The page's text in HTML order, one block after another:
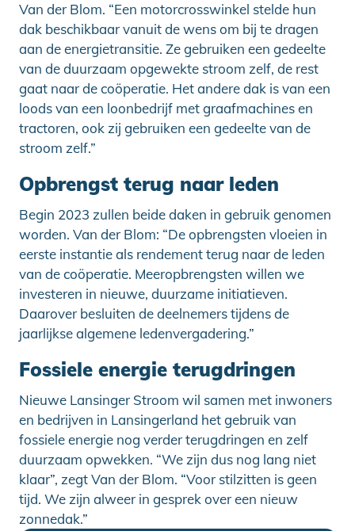
Van der Blom. “Een motorcrosswinkel stelde hun
dak beschikbaar vanuit de wens om bij te dragen
aan de energietransitie. Ze gebruiken een gedeelte
van de duurzaam opgewekte stroom zelf, de rest
gaat naar de coöperatie. Het andere dak is van een
loods van een loonbedrijf met graafmachines en
tractoren, ook zij gebruiken een gedeelte van de
stroom zelf.”
Opbrengst terug naar leden
Begin 2023 zullen beide daken in gebruik genomen
worden. Van der Blom: “De opbrengsten vloeien in
eerste instantie als rendement terug naar de leden
van de coöperatie. Meeropbrengsten willen we
investeren in nieuwe, duurzame initiatieven.
Daarover besluiten de deelnemers tijdens de
jaarlijkse algemene ledenvergadering.”
Fossiele energie terugdringen
Nieuwe Lansinger Stroom wil samen met inwoners
en bedrijven in Lansingerland het gebruik van
fossiele energie nog verder terugdringen en zelf
duurzaam opwekken. “We zijn dus nog lang niet
klaar”, zegt Van der Blom. “Voor stilzitten is geen
tijd. We zijn alweer in gesprek over een nieuw
zonnedak.”